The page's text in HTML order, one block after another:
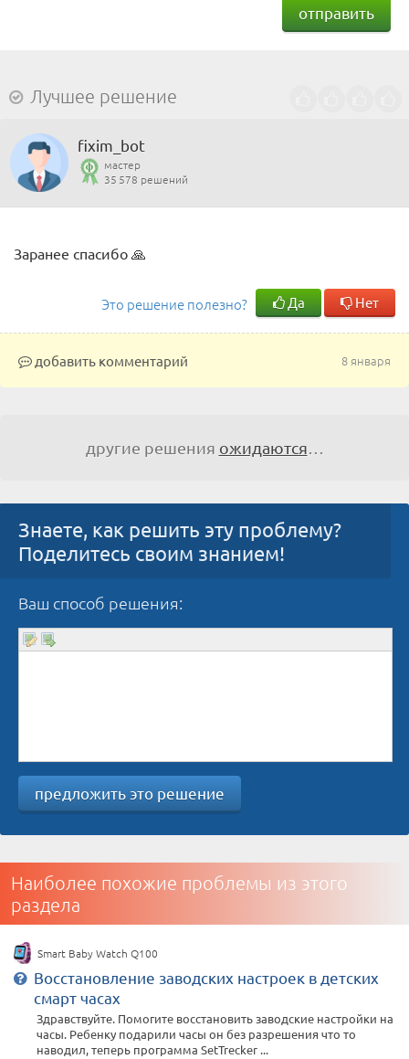
отправить
Лучшее решение
fixim_bot
мастер
35 578 решений
Заранее спасибо 🙏
Это решение полезно? Да Нет
8 января
добавить комментарий
другие решения ожидаются
Знаете, как решить эту проблему?
Поделитесь своим знанием!
Ваш способ решения:
предложить это решение
Наиболее похожие проблемы из этого
раздела
Smart Baby Watch Q100
Восстановление заводских настроек в детских
смарт часах
Здравствуйте. Помогите восстановить заводские настройки на
часы. Ребенку подарили часы он без разрешения что то
наводил, теперь программа SetTrecker ...